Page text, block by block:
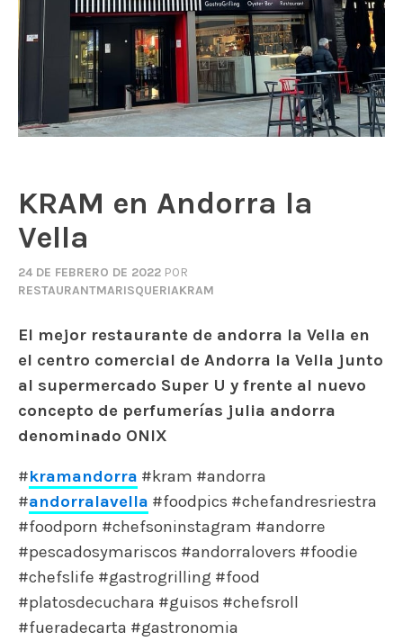
KRAM en Andorra la
Vella
24 DE FEBRERO DE 2022 POR
RESTAURANTMARISQUERIAKRAM
El mejor restaurante de andorra la Vella en
el centro comercial de Andorra la Vella junto
al supermercado Super U y frente al nuevo
concepto de perfumerías julia andorra
denominado ONIX
#kramandorra #kram #andorra
#andorralavella #foodpics #chefandresriestra
#foodporn #chefsoninstagram #andorre
#pescadosymariscos #andorralovers #foodie
#chefslife #gastrogrilling #food
#platosdecuchara #guisos #chefsroll
#fueradecarta #gastronomia